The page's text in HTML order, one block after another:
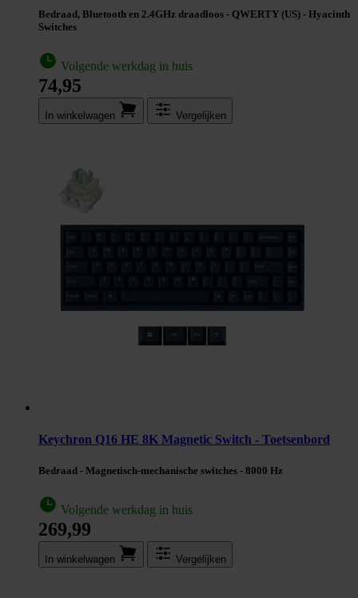
Bedraad, Bluetooth en 2.4GHz draadloos - QWERTY (US) - Hyacinth
Switches
Volgende werkdag in huis
74,95
In winkel­wagen Vergelijken
Keychron Q16 HE 8K Magnetic Switch - Toetsenbord
Bedraad - Magnetisch-mechanische switches - 8000 Hz
Volgende werkdag in huis
269,99
In winkel­wagen Vergelijken